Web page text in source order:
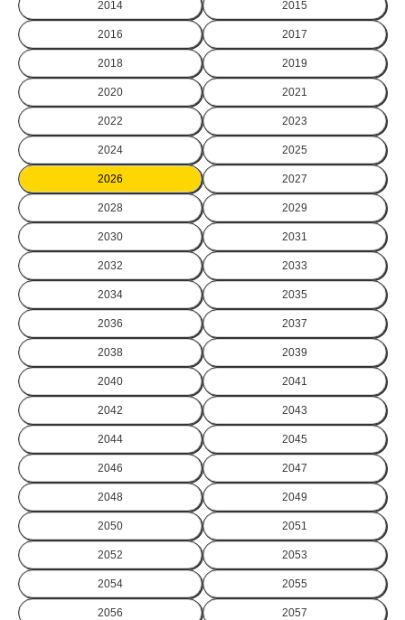
2014 2015
2016 2017
2018 2019
2020 2021
2022 2023
2024 2025
2026 2027
2028 2029
2030 2031
2032 2033
2034 2035
2036 2037
2038 2039
2040 2041
2042 2043
2044 2045
2046 2047
2048 2049
2050 2051
2052 2053
2054 2055
2056 2057